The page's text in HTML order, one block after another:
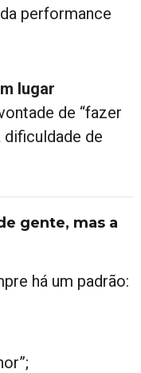
performance
lugar
de “fazer
dificuldade de
gente, mas a
há um padrão: